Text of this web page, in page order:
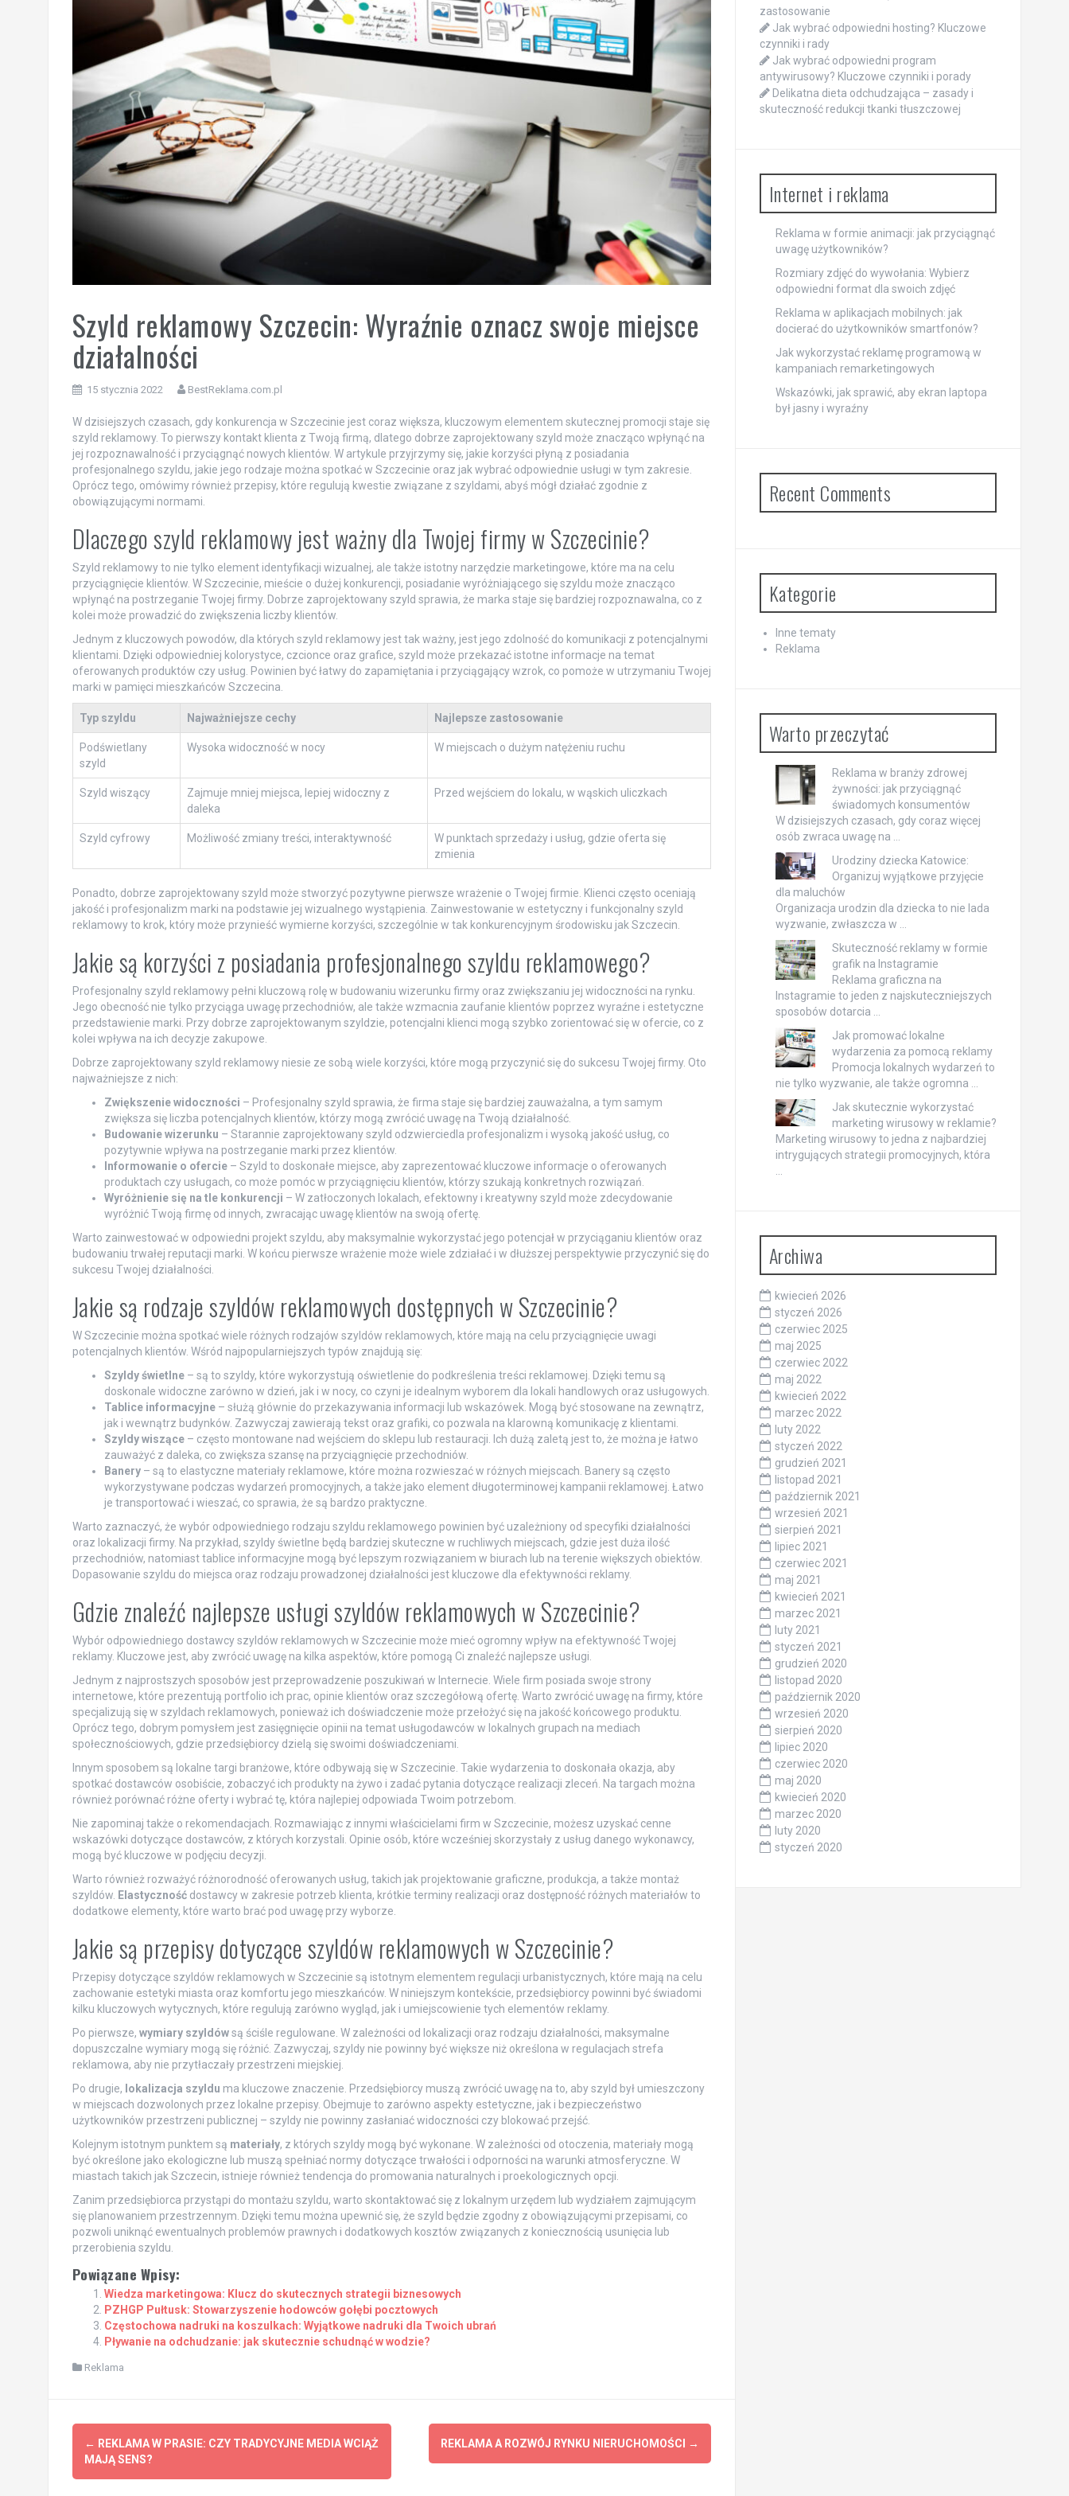
Szyld reklamowy Szczecin: Wyraźnie oznacz swoje miejsce
działalności
15 stycznia 2022 BestReklama.com.pl
W dzisiejszych czasach, gdy konkurencja w Szczecinie jest coraz większa, kluczowym elementem skutecznej promocji staje się
szyld reklamowy. To pierwszy kontakt klienta z Twoją firmą, dlatego dobrze zaprojektowany szyld może znacząco wpłynąć na
jej rozpoznawalność i przyciągnąć nowych klientów. W artykule przyjrzymy się, jakie korzyści płyną z posiadania
profesjonalnego szyldu, jakie jego rodzaje można spotkać w Szczecinie oraz jak wybrać odpowiednie usługi w tym zakresie.
Oprócz tego, omówimy również przepisy, które regulują kwestie związane z szyldami, abyś mógł działać zgodnie z
obowiązującymi normami.
Dlaczego szyld reklamowy jest ważny dla Twojej firmy w Szczecinie?
Szyld reklamowy to nie tylko element identyfikacji wizualnej, ale także istotny narzędzie marketingowe, które ma na celu
przyciągnięcie klientów. W Szczecinie, mieście o dużej konkurencji, posiadanie wyróżniającego się szyldu może znacząco
wpłynąć na postrzeganie Twojej firmy. Dobrze zaprojektowany szyld sprawia, że marka staje się bardziej rozpoznawalna, co z
kolei może prowadzić do zwiększenia liczby klientów.
Jednym z kluczowych powodów, dla których szyld reklamowy jest tak ważny, jest jego zdolność do komunikacji z potencjalnymi
klientami. Dzięki odpowiedniej kolorystyce, czcionce oraz grafice, szyld może przekazać istotne informacje na temat
oferowanych produktów czy usług. Powinien być łatwy do zapamiętania i przyciągający wzrok, co pomoże w utrzymaniu Twojej
marki w pamięci mieszkańców Szczecina.
Typ szyldu Najważniejsze cechy Najlepsze zastosowanie
Podświetlany
szyld
Wysoka widoczność w nocy W miejscach o dużym natężeniu ruchu
Szyld wiszący
Zajmuje mniej miejsca, lepiej widoczny z
daleka
Przed wejściem do lokalu, w wąskich uliczkach
Szyld cyfrowy Możliwość zmiany treści, interaktywność
W punktach sprzedaży i usług, gdzie oferta się
zmienia
Ponadto, dobrze zaprojektowany szyld może stworzyć pozytywne pierwsze wrażenie o Twojej firmie. Klienci często oceniają
jakość i profesjonalizm marki na podstawie jej wizualnego wystąpienia. Zainwestowanie w estetyczny i funkcjonalny szyld
reklamowy to krok, który może przynieść wymierne korzyści, szczególnie w tak konkurencyjnym środowisku jak Szczecin.
Jakie są korzyści z posiadania profesjonalnego szyldu reklamowego?
Profesjonalny szyld reklamowy pełni kluczową rolę w budowaniu wizerunku firmy oraz zwiększaniu jej widoczności na rynku.
Jego obecność nie tylko przyciąga uwagę przechodniów, ale także wzmacnia zaufanie klientów poprzez wyraźne i estetyczne
przedstawienie marki. Przy dobrze zaprojektowanym szyldzie, potencjalni klienci mogą szybko zorientować się w ofercie, co z
kolei wpływa na ich decyzje zakupowe.
Dobrze zaprojektowany szyld reklamowy niesie ze sobą wiele korzyści, które mogą przyczynić się do sukcesu Twojej firmy. Oto
najważniejsze z nich:
Zwiększenie widoczności – Profesjonalny szyld sprawia, że firma staje się bardziej zauważalna, a tym samym
zwiększa się liczba potencjalnych klientów, którzy mogą zwrócić uwagę na Twoją działalność.
Budowanie wizerunku – Starannie zaprojektowany szyld odzwierciedla profesjonalizm i wysoką jakość usług, co
pozytywnie wpływa na postrzeganie marki przez klientów.
Informowanie o ofercie– Szyld to doskonałe miejsce, aby zaprezentować kluczowe informacje o oferowanych
produktach czy usługach, co może pomóc w przyciągnięciu klientów, którzy szukają konkretnych rozwiązań.
Wyróżnienie się na tle konkurencji – W zatłoczonych lokalach, efektowny i kreatywny szyld może zdecydowanie
wyróżnić Twoją firmę od innych, zwracając uwagę klientów na swoją ofertę.
Warto zainwestować w odpowiedni projekt szyldu, aby maksymalnie wykorzystać jego potencjał w przyciąganiu klientów oraz
budowaniu trwałej reputacji marki. W końcu pierwsze wrażenie może wiele zdziałać i w dłuższej perspektywie przyczynić się do
sukcesu Twojej działalności.
Jakie są rodzaje szyldów reklamowych dostępnych w Szczecinie?
W Szczecinie można spotkać wiele różnych rodzajów szyldów reklamowych, które mają na celu przyciągnięcie uwagi
potencjalnych klientów. Wśród najpopularniejszych typów znajdują się:
Szyldy świetlne– są to szyldy, które wykorzystują oświetlenie do podkreślenia treści reklamowej. Dzięki temu są
doskonale widoczne zarówno w dzień, jak i w nocy, co czyni je idealnym wyborem dla lokali handlowych oraz usługowych.
Tablice informacyjne– służą głównie do przekazywania informacji lub wskazówek. Mogą być stosowane na zewnątrz,
jak i wewnątrz budynków. Zazwyczaj zawierają tekst oraz grafiki, co pozwala na klarowną komunikację z klientami.
Szyldy wiszące– często montowane nad wejściem do sklepu lub restauracji. Ich dużą zaletą jest to, że można je łatwo
zauważyć z daleka, co zwiększa szansę na przyciągnięcie przechodniów.
Banery– są to elastyczne materiały reklamowe, które można rozwieszać w różnych miejscach. Banery są często
wykorzystywane podczas wydarzeń promocyjnych, a także jako element długoterminowej kampanii reklamowej. Łatwo
je transportować i wieszać, co sprawia, że są bardzo praktyczne.
Warto zaznaczyć, że wybór odpowiedniego rodzaju szyldu reklamowego powinien być uzależniony od specyfiki działalności
oraz lokalizacji firmy. Na przykład, szyldy świetlne będą bardziej skuteczne w ruchliwych miejscach, gdzie jest duża ilość
przechodniów, natomiast tablice informacyjne mogą być lepszym rozwiązaniem w biurach lub na terenie większych obiektów.
Dopasowanie szyldu do miejsca oraz rodzaju prowadzonej działalności jest kluczowe dla efektywności reklamy.
Gdzie znaleźć najlepsze usługi szyldów reklamowych w Szczecinie?
Wybór odpowiedniego dostawcy szyldów reklamowych w Szczecinie może mieć ogromny wpływ na efektywność Twojej
reklamy. Kluczowe jest, aby zwrócić uwagę na kilka aspektów, które pomogą Ci znaleźć najlepsze usługi.
Jednym z najprostszych sposobów jest przeprowadzenie poszukiwań w Internecie. Wiele firm posiada swoje strony
internetowe, które prezentują portfolio ich prac, opinie klientów oraz szczegółową ofertę. Warto zwrócić uwagę na firmy, które
specjalizują się w szyldach reklamowych, ponieważ ich doświadczenie może przełożyć się na jakość końcowego produktu.
Oprócz tego, dobrym pomysłem jest zasięgnięcie opinii na temat usługodawców w lokalnych grupach na mediach
społecznościowych, gdzie przedsiębiorcy dzielą się swoimi doświadczeniami.
Innym sposobem są lokalne targi branżowe, które odbywają się w Szczecinie. Takie wydarzenia to doskonała okazja, aby
spotkać dostawców osobiście, zobaczyć ich produkty na żywo i zadać pytania dotyczące realizacji zleceń. Na targach można
również porównać różne oferty i wybrać tę, która najlepiej odpowiada Twoim potrzebom.
Nie zapominaj także o rekomendacjach. Rozmawiając z innymi właścicielami firm w Szczecinie, możesz uzyskać cenne
wskazówki dotyczące dostawców, z których korzystali. Opinie osób, które wcześniej skorzystały z usług danego wykonawcy,
mogą być kluczowe w podjęciu decyzji.
Warto również rozważyć różnorodność oferowanych usług, takich jak projektowanie graficzne, produkcja, a także montaż
szyldów. Elastycznośćdostawcy w zakresie potrzeb klienta, krótkie terminy realizacji oraz dostępność różnych materiałów to
dodatkowe elementy, które warto brać pod uwagę przy wyborze.
Jakie są przepisy dotyczące szyldów reklamowych w Szczecinie?
Przepisy dotyczące szyldów reklamowych w Szczecinie są istotnym elementem regulacji urbanistycznych, które mają na celu
zachowanie estetyki miasta oraz komfortu jego mieszkańców. W niniejszym kontekście, przedsiębiorcy powinni być świadomi
kilku kluczowych wytycznych, które regulują zarówno wygląd, jak i umiejscowienie tych elementów reklamy.
Po pierwsze, wymiary szyldówsą ściśle regulowane. W zależności od lokalizacji oraz rodzaju działalności, maksymalne
dopuszczalne wymiary mogą się różnić. Zazwyczaj, szyldy nie powinny być większe niż określona w regulacjach strefa
reklamowa, aby nie przytłaczały przestrzeni miejskiej.
Po drugie, lokalizacja szyldu ma kluczowe znaczenie. Przedsiębiorcy muszą zwrócić uwagę na to, aby szyld był umieszczony
w miejscach dozwolonych przez lokalne przepisy. Obejmuje to zarówno aspekty estetyczne, jak i bezpieczeństwo
użytkowników przestrzeni publicznej – szyldy nie powinny zasłaniać widoczności czy blokować przejść.
Kolejnym istotnym punktem są materiały, z których szyldy mogą być wykonane. W zależności od otoczenia, materiały mogą
być określone jako ekologiczne lub muszą spełniać normy dotyczące trwałości i odporności na warunki atmosferyczne. W
miastach takich jak Szczecin, istnieje również tendencja do promowania naturalnych i proekologicznych opcji.
Zanim przedsiębiorca przystąpi do montażu szyldu, warto skontaktować się z lokalnym urzędem lub wydziałem zajmującym
się planowaniem przestrzennym. Dzięki temu można upewnić się, że szyld będzie zgodny z obowiązującymi przepisami, co
pozwoli uniknąć ewentualnych problemów prawnych i dodatkowych kosztów związanych z koniecznością usunięcia lub
przerobienia szyldu.
Powiązane Wpisy:
Wiedza marketingowa: Klucz do skutecznych strategii biznesowych
PZHGP Pułtusk: Stowarzyszenie hodowców gołębi pocztowych
Częstochowa nadruki na koszulkach: Wyjątkowe nadruki dla Twoich ubrań
Pływanie na odchudzanie: jak skutecznie schudnąć w wodzie?
Reklama
Post
navigation
← REKLAMA W PRASIE: CZY TRADYCYJNE MEDIA WCIĄŻ
MAJĄ SENS?
REKLAMA A ROZWÓJ RYNKU NIERUCHOMOŚCI →
zastosowanie
Jak wybrać odpowiedni hosting? Kluczowe
czynniki i rady
Jak wybrać odpowiedni program
antywirusowy? Kluczowe czynniki i porady
Delikatna dieta odchudzająca – zasady i
skuteczność redukcji tkanki tłuszczowej
Internet i reklama
Reklama w formie animacji: jak przyciągnąć
uwagę użytkowników?
Rozmiary zdjęć do wywołania: Wybierz
odpowiedni format dla swoich zdjęć
Reklama w aplikacjach mobilnych: jak
docierać do użytkowników smartfonów?
Jak wykorzystać reklamę programową w
kampaniach remarketingowych
Wskazówki, jak sprawić, aby ekran laptopa
był jasny i wyraźny
Recent Comments
Kategorie
Inne tematy
Reklama
Warto przeczytać
Reklama w branży zdrowej
żywności: jak przyciągnąć
świadomych konsumentów
W dzisiejszych czasach, gdy coraz więcej
osób zwraca uwagę na …
Urodziny dziecka Katowice:
Organizuj wyjątkowe przyjęcie
dla maluchów
Organizacja urodzin dla dziecka to nie lada
wyzwanie, zwłaszcza w …
Skuteczność reklamy w formie
grafik na Instagramie
Reklama graficzna na
Instagramie to jeden z najskuteczniejszych
sposobów dotarcia …
Jak promować lokalne
wydarzenia za pomocą reklamy
Promocja lokalnych wydarzeń to
nie tylko wyzwanie, ale także ogromna …
Jak skutecznie wykorzystać
marketing wirusowy w reklamie?
Marketing wirusowy to jedna z najbardziej
intrygujących strategii promocyjnych, która
…
Archiwa
kwiecień 2026
styczeń 2026
czerwiec 2025
maj 2025
czerwiec 2022
maj 2022
kwiecień 2022
marzec 2022
luty 2022
styczeń 2022
grudzień 2021
listopad 2021
październik 2021
wrzesień 2021
sierpień 2021
lipiec 2021
czerwiec 2021
maj 2021
kwiecień 2021
marzec 2021
luty 2021
styczeń 2021
grudzień 2020
listopad 2020
październik 2020
wrzesień 2020
sierpień 2020
lipiec 2020
czerwiec 2020
maj 2020
kwiecień 2020
marzec 2020
luty 2020
styczeń 2020